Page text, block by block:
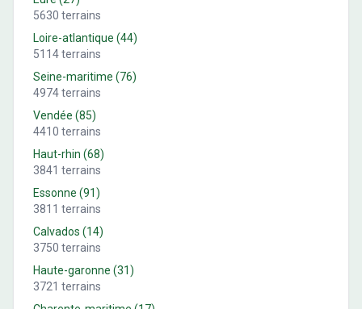
5630 terrains
Loire-atlantique (44)
5114terrains
Seine-maritime (76)
4974terrains
Vendée (85)
4410 terrains
Haut-rhin (68)
3841 terrains
Essonne (91)
3811 terrains
Calvados (14)
3750 terrains
Haute-garonne (31)
3721 terrains